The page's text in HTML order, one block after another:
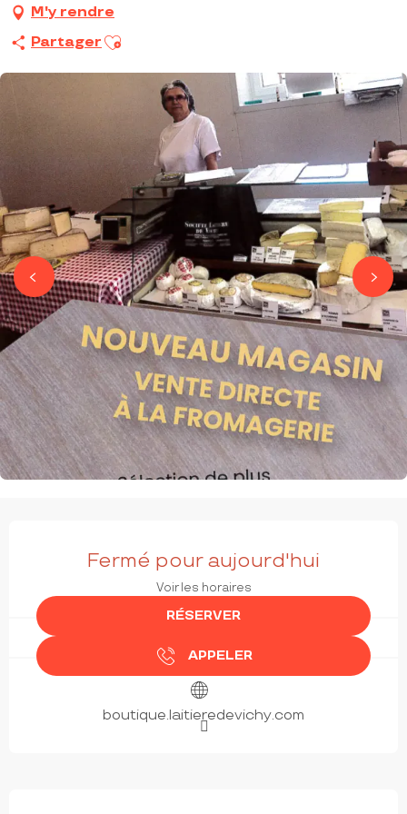
M'y rendre
Partager Ajouter aux favoris
Fermé pour aujourd'hui
Voir les horaires
RÉSERVER
APPELER
boutique.laitieredevichy.com